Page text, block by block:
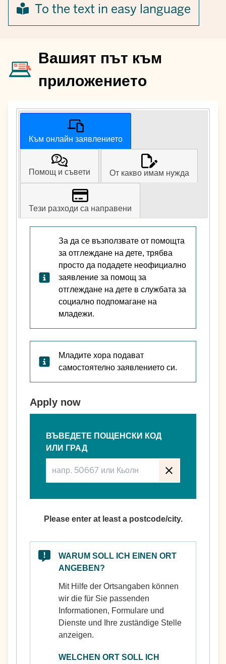
To the text in easy language
Вашият път към
приложението
Към онлайн заявлението
Помощ и съвети От какво имам нужда
Тези разходи са направени
За да се възползвате от помощта
за отглеждане на дете, трябва
просто да подадете неофициално
заявление за помощ за
отглеждане на дете в службата за
социално подпомагане на
младежи.
Младите хора подават
самостоятелно заявлението си.
Apply now
ВЪВЕДЕТЕ ПОЩЕНСКИ КОД
ИЛИ ГРАД
Please enter at least a postcode/city.
WARUM SOLL ICH EINEN ORT
ANGEBEN?
Mit Hilfe der Ortsangaben können
wir die für Sie passenden
Informationen, Formulare und
Dienste und Ihre zuständige Stelle
anzeigen.
WELCHEN ORT SOLL ICH